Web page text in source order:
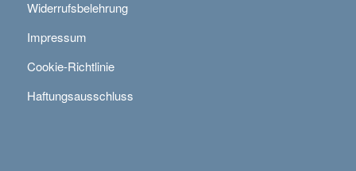
Widerrufsbelehrung
Impressum
Cookie-Richtlinie
Haftungsausschluss